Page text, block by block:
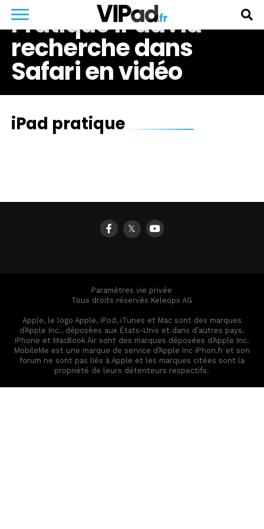
Pratique iPad : la
recherche dans
Safari en vidéo
iPad pratique
𝕏
Paramètres vie privée
Tous droits réservés Keleops AG
Apple, le logo Apple, iPod, iTunes et Mac sont des marques
d’Apple Inc., déposées aux États-Unis et dans d’autres pays.
iPhone et MacBook Air sont des marques déposées d’Apple Inc.
MobileMe est une marque de service d’Apple Inc iPhon.fr et son
forum ne sont pas liés à Apple et les marques citées sont la
propriété de leurs détenteurs respectifs.